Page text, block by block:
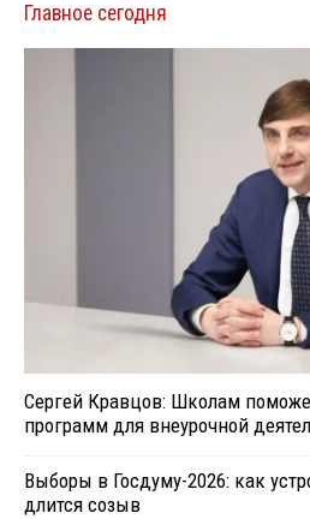
Главное сегодня
Сергей Кравцов: Школам
программ для внеурочной
Выборы в Госдуму-2026: как
длится созыв